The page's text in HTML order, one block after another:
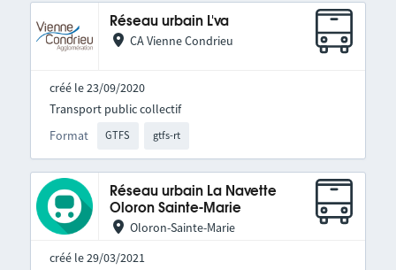
Réseau urbain L'va
CA Vienne Condrieu
créé le 23/09/2020
Format GTFS gtfs-rt
Transport public collectif
Réseau urbain La Navette
Oloron Sainte-Marie
Oloron-Sainte-Marie
créé le 29/03/2021